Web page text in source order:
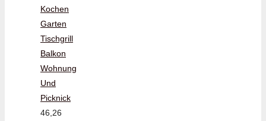
Kochen
Garten
Tischgrill
Balkon
Wohnung
Und
Picknick
46,26